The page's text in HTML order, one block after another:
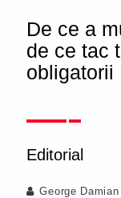
De ce a
de ce tac
obligatorii
Editorial
George Damian